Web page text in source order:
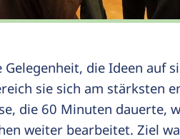
die Ideen auf
sie sich am stärksten
die 60 Minuten dauerte,
weiter bearbeitet. Ziel